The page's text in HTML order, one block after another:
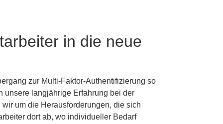
in die neue
zur Multi-Faktor-Authentifizierung so
unsere langjährige Erfahrung bei der
um die Herausforderungen, die sich
dort ab, wo individueller Bedarf